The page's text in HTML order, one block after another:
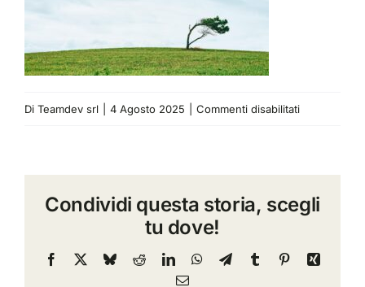
News
Di Teamdev srl 4 Agosto 2025 Commenti disabilitatisu
1-
Condividi questa storia, scegli
tu dove!
Facebook BlueskyRedditLinkedInWhatsApp
TelegramTumblr PinterestXing
Email